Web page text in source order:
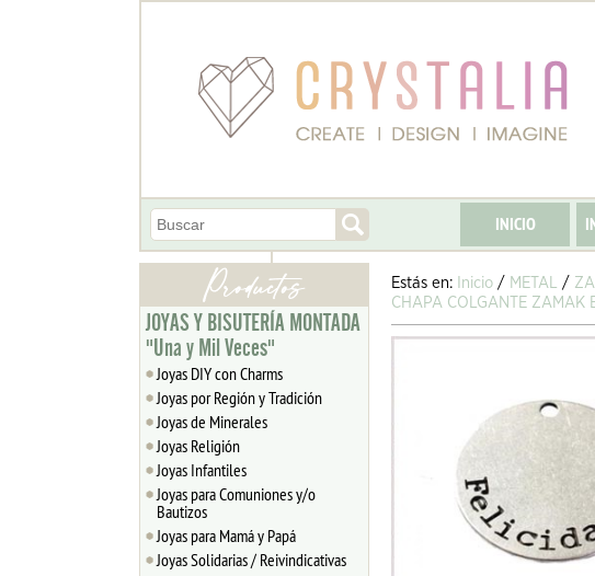
INICIO
JOYAS Y BISUTERÍA MONTADA
"Una y Mil Veces"
Joyas DIY con Charms
Joyas por Región y Tradición
Joyas de Minerales
Joyas Religión
Joyas Infantiles
Joyas para Comuniones y/o
Bautizos
Joyas para Mamá y Papá
Joyas Solidarias / Reivindicativas
Estás en: Inicio / METAL /
CHAPA COLGANTE